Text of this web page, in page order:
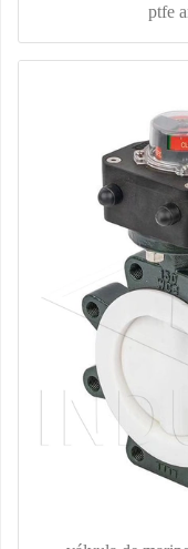
ptfe